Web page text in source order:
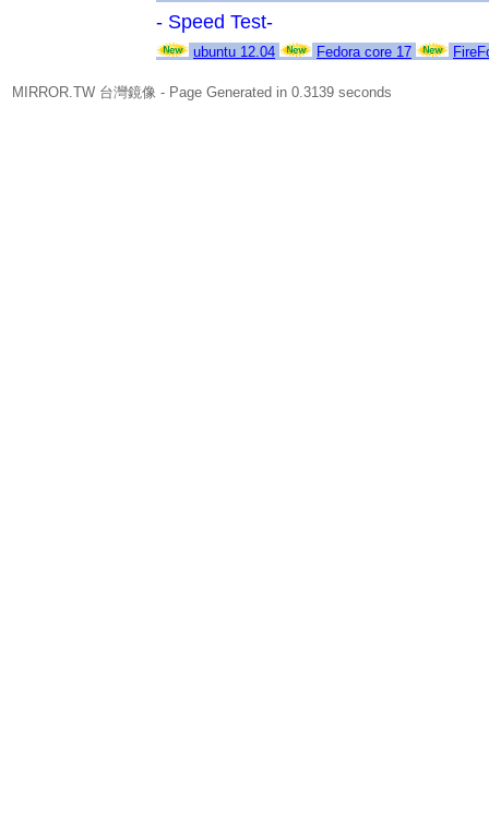
- Speed Test-
ubuntu 12.04 Fedora core 17
MIRROR.TW 台灣鏡像 - Page Generated in 0.3139 seconds